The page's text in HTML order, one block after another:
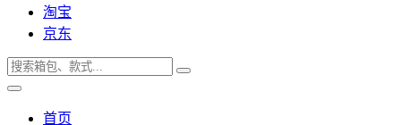
淘宝
京东
首页